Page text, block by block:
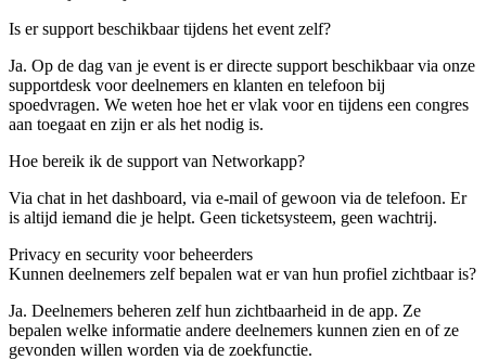
Is er support beschikbaar tijdens het event zelf?
Ja. Op de dag van je event is er directe support beschikbaar via onze
supportdesk voor deelnemers en klanten en telefoon bij
spoedvragen. We weten hoe het er vlak voor en tijdens een congres
aan toegaat en zijn er als het nodig is.
Hoe bereik ik de support van Networkapp?
Via chat in het dashboard, via e-mail of gewoon via de telefoon. Er
is altijd iemand die je helpt. Geen ticketsysteem, geen wachtrij.
Privacy en security voor beheerders
Kunnen deelnemers zelf bepalen wat er van hun profiel zichtbaar is?
Ja. Deelnemers beheren zelf hun zichtbaarheid in de app. Ze
bepalen welke informatie andere deelnemers kunnen zien en of ze
gevonden willen worden via de zoekfunctie.